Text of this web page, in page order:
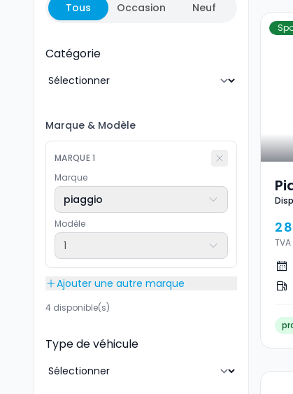
Tous Occasion Neuf
Catégorie
Marque & Modèle
MARQUE1
Marque
piaggio
Modèle
1
Ajouter une autre marque
4 disponible(s)
Type de véhicule
2